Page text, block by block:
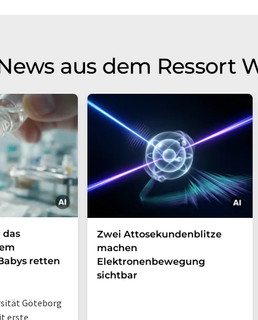
aus dem Ressort
das
retten
Göteborg
erste
Zwei Attosekundenblitze
machen
Elektronenbewegung
sichtbar